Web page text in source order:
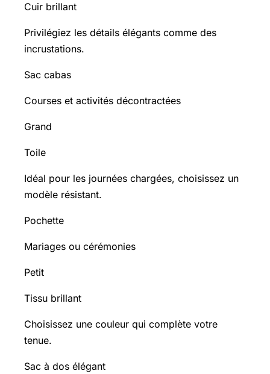
Cuir brillant
Privilégiez les détails élégants comme des
incrustations.
Sac cabas
Courses et activités décontractées
Grand
Toile
Idéal pour les journées chargées, choisissez un
modèle résistant.
Pochette
Mariages ou cérémonies
Petit
Tissu brillant
Choisissez une couleur qui complète votre
tenue.
Sac à dos élégant